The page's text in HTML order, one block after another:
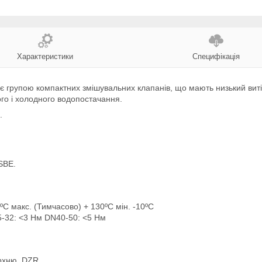
Характеристики Специфікація
групою компактних змішувальних клапанів, що мають низький
і холодного водопостачання.
макс. (Тимчасово) + 130ºC мін. -10ºC
32: <3 Нм DN40-50: <5 Нм